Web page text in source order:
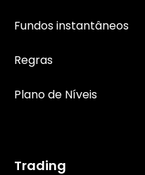
Fundos instantâneos
Regras
Plano de Níveis
Trading